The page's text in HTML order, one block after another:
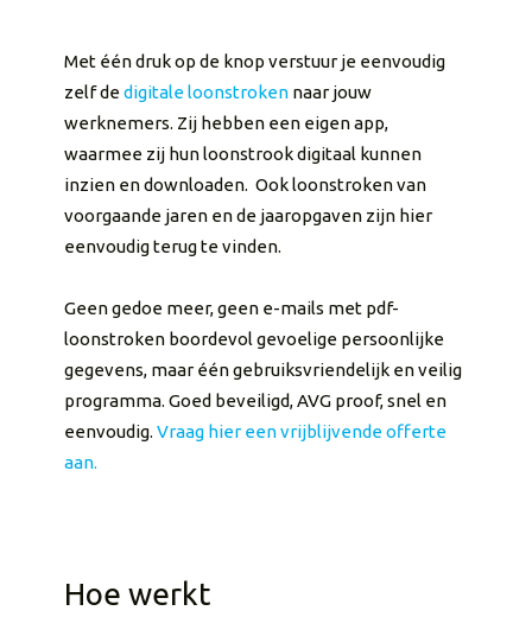
Met één druk op de knop verstuur je eenvoudig
zelf dedigitale loonstrokennaar jouw
werknemers. Zij hebben een eigen app,
waarmee zij hun loonstrook digitaal kunnen
inzien en downloaden. Ook loonstroken van
voorgaande jaren en de jaaropgaven zijn hier
eenvoudig terug te vinden.
Geen gedoe meer, geen e-mails met pdf-
loonstroken boordevol gevoelige persoonlijke
gegevens, maar één gebruiksvriendelijk en veilig
programma. Goed beveiligd, AVG proof, snel en
eenvoudig. Vraag hier een vrijblijvende offerte
aan.
Hoe werkt